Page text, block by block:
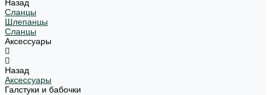
Назад
Сланцы
Шлепанцы
Сланцы
Аксессуары
Назад
Аксессуары
Галстуки и бабочки